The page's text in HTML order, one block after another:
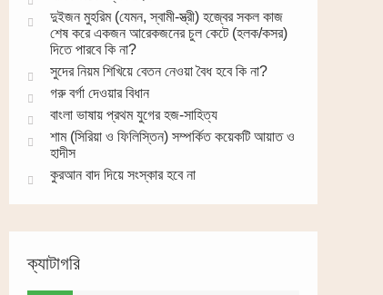
দুইজন মুহরিম (যেমন, স্বামী-স্ত্রী) হজ্বের সকল কাজ
শেষ করে একজন আরেকজনের চুল কেটে (হলক/কসর)
দিতে পারবে কি না?
সুদের নিয়ম শিখিয়ে বেতন নেওয়া বৈধ হবে কি না?
গরু বর্গা দেওয়ার বিধান
বাংলা ভাষায় প্রথম যুগের হজ-সাহিত্য
শাম (সিরিয়া ও ফিলিস্তিন) সম্পর্কিত কয়েকটি আয়াত ও
হাদীস
কুরআন বাদ দিয়ে সংস্কার হবে না
ক্যাটাগরি